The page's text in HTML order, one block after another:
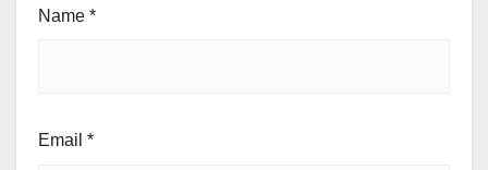
Name *
Email *